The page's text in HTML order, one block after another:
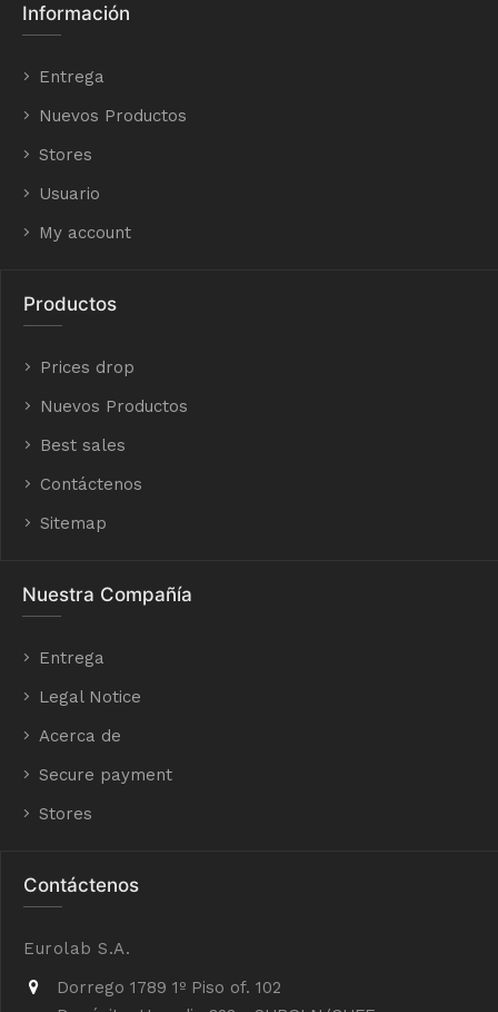
Información
Entrega
Nuevos Productos
Stores
Usuario
My account
Productos
Prices drop
Nuevos Productos
Best sales
Contáctenos
Sitemap
Nuestra Compañía
Entrega
Legal Notice
Acerca de
Secure payment
Stores
Contáctenos
Eurolab S.A.
Dorrego 1789 1º Piso of. 102